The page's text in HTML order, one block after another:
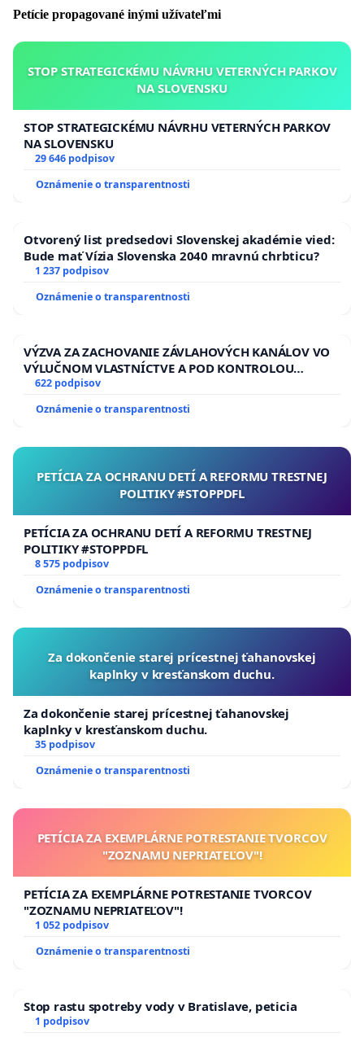
Petície propagované inými užívateľmi
STOP STRATEGICKÉMU NÁVRHU VETERNÝCH PARKOV
NA SLOVENSKU
STOP STRATEGICKÉMU NÁVRHU VETERNÝCH PARKOV
NA SLOVENSKU
29 646 podpisov
Oznámenie o transparentnosti
Otvorený list predsedovi Slovenskej akadémie vied:
Bude mať Vízia Slovenska 2040 mravnú chrbticu?
1 237 podpisov
Oznámenie o transparentnosti
VÝZVA ZA ZACHOVANIE ZÁVLAHOVÝCH KANÁLOV VO
VÝLUČNOM VLASTNÍCTVE A POD KONTROLOU
SLOVENSKEJ REPUBLIKY & žiadosť na riešenie
kanálov na Slovensku
622 podpisov
Oznámenie o transparentnosti
PETÍCIA ZA OCHRANU DETÍ A REFORMU TRESTNEJ
POLITIKY #STOPPDFL
PETÍCIA ZA OCHRANU DETÍ A REFORMU TRESTNEJ
POLITIKY #STOPPDFL
8 575 podpisov
Oznámenie o transparentnosti
Za dokončenie starej prícestnej ťahanovskej
kaplnky v kresťanskom duchu.
Za dokončenie starej prícestnej ťahanovskej
kaplnky v kresťanskom duchu.
35 podpisov
Oznámenie o transparentnosti
PETÍCIA ZA EXEMPLÁRNE POTRESTANIE TVORCOV
"ZOZNAMU NEPRIATEĽOV"!
PETÍCIA ZA EXEMPLÁRNE POTRESTANIE TVORCOV
"ZOZNAMU NEPRIATEĽOV"!
1 052 podpisov
Oznámenie o transparentnosti
Stop rastu spotreby vody v Bratislave, peticia
1 podpisov